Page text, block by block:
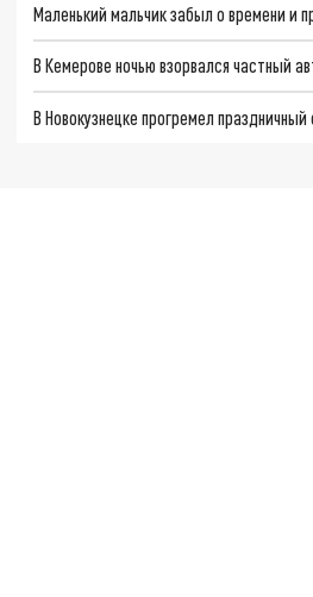
Маленький мальчик забыл о времени и
В Кемерове ночью взорвался частный
В Новокузнецке прогремел